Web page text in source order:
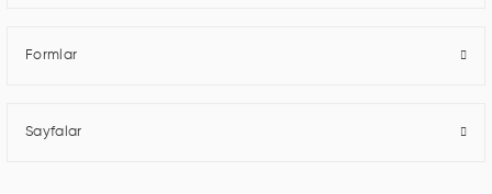
Formlar
Sayfalar